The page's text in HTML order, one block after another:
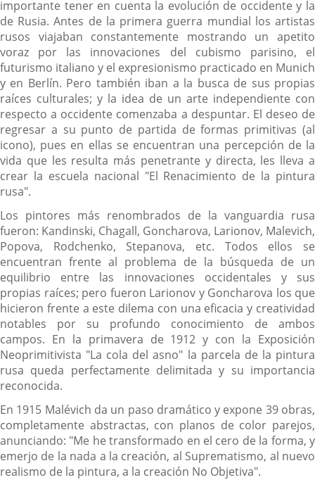
importante tener en cuenta la evolución de occidente y la
de Rusia. Antes de la primera guerra mundial los artistas
rusos viajaban constantemente mostrando un apetito
voraz por las innovaciones del cubismo parisino, el
futurismo italiano y el expresionismo practicado en Munich
y en Berlín. Pero también iban a la busca de sus propias
raíces culturales; y la idea de un arte independiente con
respecto a occidente comenzaba a despuntar. El deseo de
regresar a su punto de partida de formas primitivas (al
icono), pues en ellas se encuentran una percepción de la
vida que les resulta más penetrante y directa, les lleva a
crear la escuela nacional "El Renacimiento de la pintura
rusa".
Los pintores más renombrados de la vanguardia rusa
fueron: Kandinski, Chagall, Goncharova, Larionov, Malevich,
Popova, Rodchenko, Stepanova, etc. Todos ellos se
encuentran frente al problema de la búsqueda de un
equilibrio entre las innovaciones occidentales y sus
propias raíces; pero fueron Larionov y Goncharova los que
hicieron frente a este dilema con una eficacia y creatividad
notables por su profundo conocimiento de ambos
campos. En la primavera de 1912 y con la Exposición
Neoprimitivista "La cola del asno" la parcela de la pintura
rusa queda perfectamente delimitada y su importancia
reconocida.
En 1915 Malévich da un paso dramático y expone 39 obras,
completamente abstractas, con planos de color parejos,
anunciando: "Me he transformado en el cero de la forma, y
emerjo de la nada a la creación, al Suprematismo, al nuevo
realismo de la pintura, a la creación No Objetiva".